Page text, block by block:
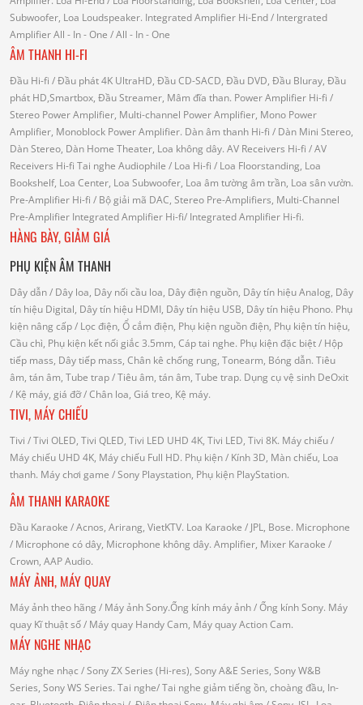
Subwoofer, Loa Loudspeaker. Integrated Amplifier Hi-End/ Intergrated
AmplifierAll - In - One / All - In - One
ÂM THANH HI-FI
Đầu Hi-fi / Đầu phát 4K UltraHD, Đầu CD-SACD, Đầu DVD, Đầu Bluray, Đầu
phát HD,Smartbox, Đầu Streamer, Mâm đĩa than. Power Amplifier Hi-fi /
Stereo Power Amplifier, Multi-channel Power Amplifier, Mono Power
Amplifier, Monoblock Power Amplifier. Dàn âm thanh Hi-fi / Dàn Mini Stereo,
Dàn Stereo, Dàn Home Theater, Loa không dây. AV Receivers Hi-fi / AV
Receivers Hi-fi Tai nghe Audiophile / Loa Hi-fi / Loa Floorstanding, Loa
Bookshelf, Loa Center, Loa Subwoofer, Loa âm tường âm trần, Loa sân vườn.
Pre-Amplifier Hi-fi / Bộ giải mã DAC, Stereo Pre-Amplifiers, Multi-Channel
Pre-Amplifier Integrated Amplifier Hi-fi/ Integrated Amplifier Hi-fi.
HÀNG BÀY, GIẢM GIÁ
PHỤ KIỆN ÂM THANH
Dây dẫn/ Dây loa, Dây nối cầu loa, Dây điện nguồn, Dây tín hiệu Analog, Dây
tín hiệu Digital, Dây tín hiệu HDMI, Dây tín hiệu USB, Dây tín hiệu Phono. Phụ
kiện nâng cấp/ Lọc điện, Ổ cắm điện, Phụ kiện nguồn điện, Phụ kiện tín hiệu,
Cầu chì, Phụ kiện kết nối giắc 3.5mm, Cáp tai nghe. Phụ kiện đặc biệt/ Hộp
tiếp mass, Dây tiếp mass, Chân kê chống rung, Tonearm, Bóng dẫn. Tiêu
âm, tán âm, Tube trap/ Tiêu âm, tán âm, Tube trap. Dụng cụ vệ sinh DeOxit
/ Kệ máy, giá đỡ/ Chân loa, Giá treo, Kệ máy.
TIVI, MÁY CHIẾU
Tivi / Tivi OLED, Tivi QLED, Tivi LED UHD 4K, Tivi LED, Tivi 8K. Máy chiếu/
Máy chiếu UHD 4K, Máy chiếu Full HD. Phụ kiện/ Kính 3D, Màn chiếu, Loa
thanh. Máy chơi game / Sony Playstation, Phụ kiện PlayStation.
ÂM THANH KARAOKE
Đầu Karaoke / Acnos, Arirang, VietKTV. Loa Karaoke / JPL, Bose. Microphone
/ Microphone có dây, Microphone không dây. Amplifier, Mixer Karaoke /
Crown, AAP Audio.
MÁY ẢNH, MÁY QUAY
Máy ảnh theo hãng / Máy ảnh Sony.Ống kính máy ảnh / Ống kính Sony. Máy
quay Kĩ thuật số/ Máy quay Handy Cam, Máy quay Action Cam.
MÁY NGHE NHẠC
Máy nghe nhạc / Sony ZX Series (Hi-res), Sony A&E Series, Sony W&B
Series, Sony WS Series. Tai nghe/ Tai nghe giảm tiếng ồn, choàng đầu, In-